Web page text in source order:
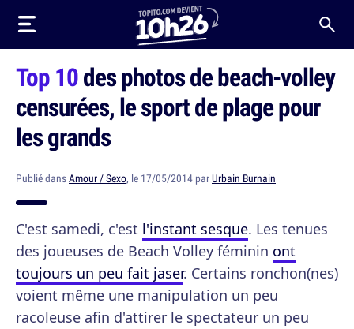
Top 10des photos de beach-volley
censurées, le sport de plage pour
les grands
Publié dansAmour / Sexo, le 17/05/2014 parUrbain Burnain
C'est samedi, c'est l'instant sesque. Les tenues
des joueuses de Beach Volley féminin ont
toujours un peu fait jaser. Certains ronchon(nes)
voient même une manipulation un peu
racoleuse afin d'attirer le spectateur un peu